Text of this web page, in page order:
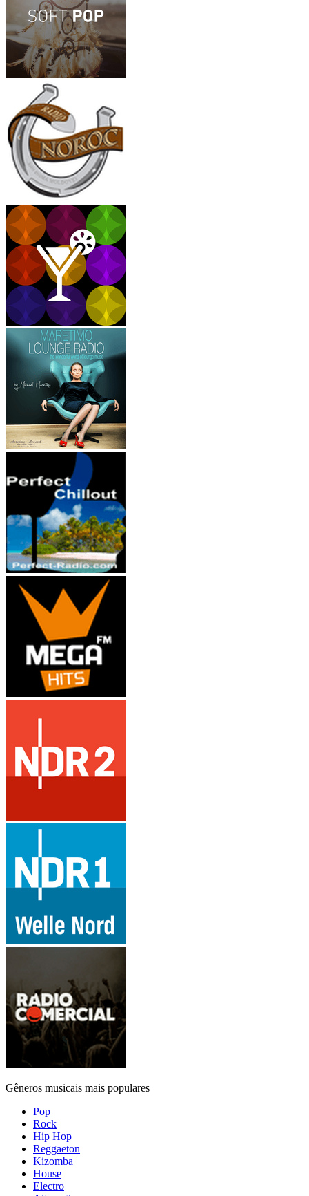
Gêneros musicais mais populares
Pop
Rock
Hip Hop
Reggaeton
Kizomba
House
Electro